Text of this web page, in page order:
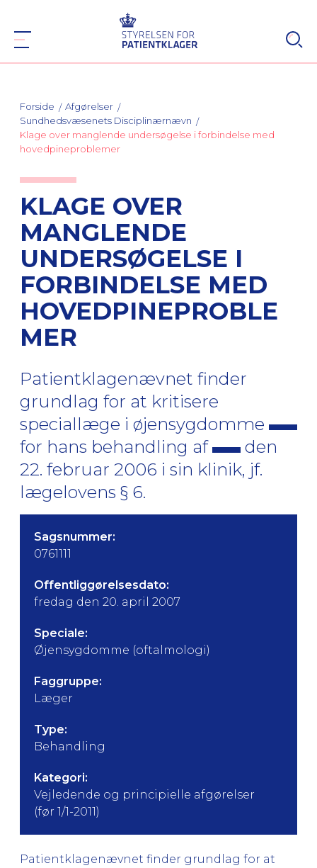
Forside
Afgørelser
Sundhedsvæsenets Disciplinærnævn
Klage over manglende undersøgelse i forbindelse med
hovedpineproblemer
KLAGE OVER
MANGLENDE
UNDERSØGELSE I
FORBINDELSE MED
HOVEDPINEPROBLE
MER
Patientklagenævnet finder
grundlag for at kritisere
speciallæge i øjensygdomme
for hans behandling af
den
22. februar 2006 i sin klinik, jf.
lægelovens § 6.
Sagsnummer:
0761111
Offentliggørelsesdato:
fredag den 20. april 2007
Speciale:
Øjensygdomme (oftalmologi)
Faggruppe:
Læger
Type:
Behandling
Kategori:
Vejledende og principielle afgørelser
(før 1/1-2011)
Patientklagenævnet finder grundlag for at